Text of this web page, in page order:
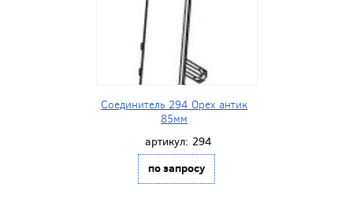
Соединитель 294 Орех антик
85мм
артикул: 294
по запросу